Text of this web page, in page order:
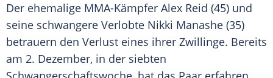
Der ehemalige MMA-Kämpfer Alex Reid (45) und
seine schwangere Verlobte Nikki Manashe (35)
betrauern den Verlust eines ihrer Zwillinge. Bereits
am 2. Dezember, in der siebten